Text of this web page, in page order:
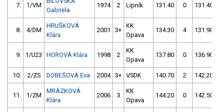
7. 1/VM
Gabriela
1974 2 Lipník 131.40 0 131.40
8. 4/DM
HRUŠKOVÁ
Klára
2001 3+
KK
Opava
134.30 4 131.90
9. 1/U23 HOROVÁ Klára 1998 2
KK
Opava
137.80 0 136.90
10. 2/ZS DOBEŠOVÁ Eva 2004 3+ VSDK 140.70 2 142.20
11. 1/ZM
MRÁZKOVÁ
Klára
2006 3
KK
Opava
144.20 0 142.50